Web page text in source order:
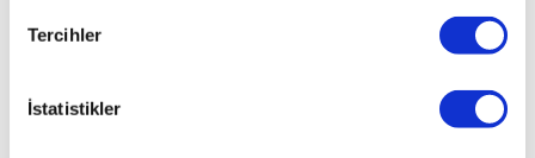
Tercihler
İstatistikler
denebilecek
Translate